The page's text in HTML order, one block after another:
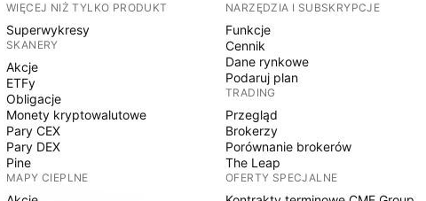
WIĘCEJ NIŻ TYLKO PRODUKT
Superwykresy
SKANERY
Akcje
ETFy
Obligacje
Monety kryptowalutowe
Pary CEX
Pary DEX
Pine
MAPY CIEPLNE
NARZĘDZIA I SUBSKRYPCJE
Funkcje
Cennik
Dane rynkowe
Podaruj plan
TRADING
Przegląd
Brokerzy
Porównanie brokerów
The Leap
OFERTY SPECJALNE